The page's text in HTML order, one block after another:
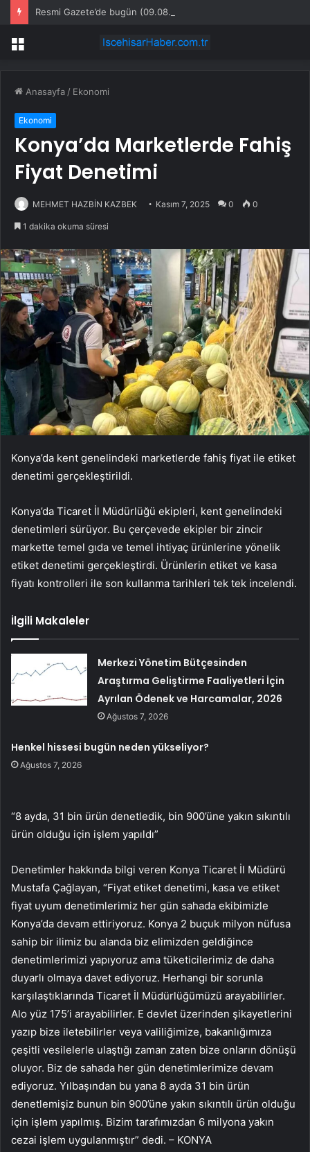
Resmi Gazete’de bugün (09.08.2026)
Menü
Anasayfa / Ekonomi
Ekonomi
Konya’da Marketlerde Fahiş
Fiyat Denetimi
MEHMET HAZBİN KAZBEK Kasım 7, 2025 0 0
1 dakika okuma süresi
Konya’da kent genelindeki marketlerde fahiş fiyat ile etiket
denetimi gerçekleştirildi.
Konya’da Ticaret İl Müdürlüğü ekipleri, kent genelindeki
denetimleri sürüyor. Bu çerçevede ekipler bir zincir
markette temel gıda ve temel ihtiyaç ürünlerine yönelik
etiket denetimi gerçekleştirdi. Ürünlerin etiket ve kasa
fiyatı kontrolleri ile son kullanma tarihleri tek tek incelendi.
İlgili Makaleler
Merkezi Yönetim Bütçesinden
Araştırma Geliştirme Faaliyetleri İçin
Ayrılan Ödenek ve Harcamalar, 2026
Ağustos 7, 2026
Henkel hissesi bugün neden yükseliyor?
Ağustos 7, 2026
“8 ayda, 31 bin ürün denetledik, bin 900’üne yakın sıkıntılı
ürün olduğu için işlem yapıldı”
Denetimler hakkında bilgi veren Konya Ticaret İl Müdürü
Mustafa Çağlayan, “Fiyat etiket denetimi, kasa ve etiket
fiyat uyum denetimlerimiz her gün sahada ekibimizle
Konya’da devam ettiriyoruz. Konya 2 buçuk milyon nüfusa
sahip bir ilimiz bu alanda biz elimizden geldiğince
denetimlerimizi yapıyoruz ama tüketicilerimiz de daha
duyarlı olmaya davet ediyoruz. Herhangi bir sorunla
karşılaştıklarında Ticaret İl Müdürlüğümüzü arayabilirler.
Alo yüz 175’i arayabilirler. E devlet üzerinden şikayetlerini
yazıp bize iletebilirler veya valiliğimize, bakanlığımıza
çeşitli vesilelerle ulaştığı zaman zaten bize onların dönüşü
oluyor. Biz de sahada her gün denetimlerimize devam
ediyoruz. Yılbaşından bu yana 8 ayda 31 bin ürün
denetlemişiz bunun bin 900’üne yakın sıkıntılı ürün olduğu
için işlem yapılmış. Bizim tarafımızdan 6 milyona yakın
cezai işlem uygulanmıştır” dedi. – KONYA